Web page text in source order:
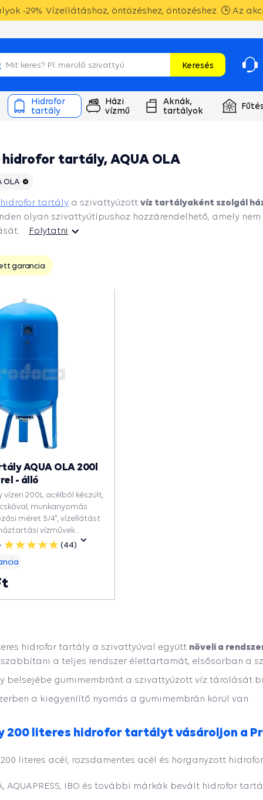
-29%. Vízellátáshoz, öntözéshez, öntözéshez. 🕒 Az
Keresés
Hidrofor
tartály
Házi
vízmű
Aknák,
tartályok
Fűtés
hidrofor tartály, AQUA OLA
OLA
hidrofor tartály a szivattyúzott víz tartályaként szolgál
olyan szivattyútípushoz hozzárendelhető, amely
Folytatni
garancia
5
csillag
(44)
AQUA OLA 200l
- álló
200L acélból készült,
munkanyomás
méret 5/4", vízellátást
vízművek
nyomást tart fenn a
számát és
az élettartamát.
hidrofor tartály a szivattyúval együtt növeli a
a teljes rendszer élettartamát, elsősorban a
belsejébe gumimembránt a szivattyúzott víz tárolását
a kiegyenlítő nyomás a gumimembrán körül van.
200 literes hidrofor tartályt vásároljon a
literes acél, rozsdamentes acél és horganyzott
AQUAPRESS, IBO és további márkák bevált hidrofor